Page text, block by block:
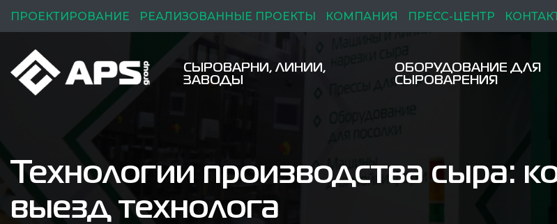
ПРОЕКТИРОВАНИЕ РЕАЛИЗОВАННЫЕ ПРОЕКТЫ КОМПАНИЯ ПРЕСС-ЦЕНТР
СЫРОВАРНИ, ЛИНИИ,
ЗАВОДЫ
ОБОРУДОВАНИЕ ДЛЯ
СЫРОВАРЕНИЯ
Технологии производства сыра:
выезд технолога